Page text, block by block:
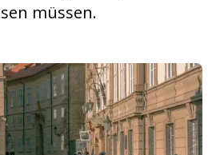
müssen.